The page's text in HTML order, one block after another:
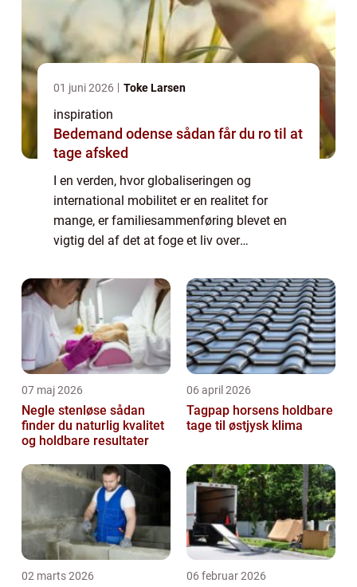
01 juni 2026 Toke Larsen
inspiration
Bedemand odense sådan får du ro til at
tage afsked
I en verden, hvor globaliseringen og
international mobilitet er en realitet for
mange, er familiesammenføring blevet en
vigtig del af det at foge et liv over
refererer til processen hvor medlemmer af en
familie, der ...
07 maj 2026
Negle stenløse sådan
finder du naturlig kvalitet
og holdbare resultater
06 april 2026
Tagpap horsens holdbare
tage til østjysk klima
02 marts 2026 06 februar 2026